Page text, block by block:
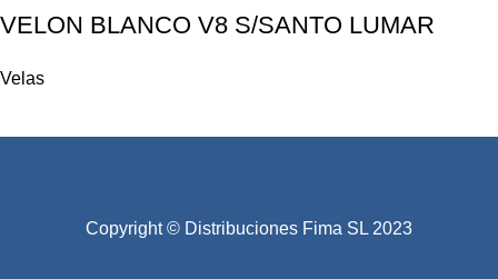
VELON BLANCO V8 S/SANTO LUMAR
Velas
Copyright © Distribuciones Fima SL 2023